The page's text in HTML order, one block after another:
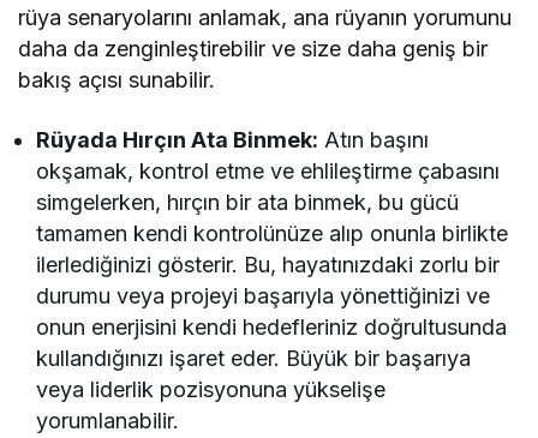
rüya senaryolarını anlamak, ana rüyanın yorumunu
daha da zenginleştirebilir ve size daha geniş bir
bakış açısı sunabilir.
Rüyada Hırçın Ata Binmek: Atın başını
okşamak, kontrol etme ve ehlileştirme çabasını
simgelerken, hırçın bir ata binmek, bu gücü
tamamen kendi kontrolünüze alıp onunla birlikte
ilerlediğinizi gösterir. Bu, hayatınızdaki zorlu bir
durumu veya projeyi başarıyla yönettiğinizi ve
onun enerjisini kendi hedefleriniz doğrultusunda
kullandığınızı işaret eder. Büyük bir başarıya
veya liderlik pozisyonuna yükselişe
yorumlanabilir.